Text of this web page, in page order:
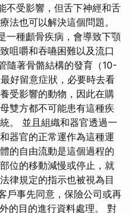
不受影響，但舌下神經和舌
法也可以解決這個問題。
一種顱骨疾病，會導致下顎
咀嚼和吞嚥困難以及流口
隨著骨骼結構的發育（10-
好留意症狀，必要時去看
受影響的動物，因此在購
雙方都不可能患有這種疾
。 並且組織和器官透過一
器官的正常運作為這種運
的自由流動是這個過程的
位的移動減慢或停止，就
律規定的指示也被視為目
戶事先同意，保險公司或再
的目的進行資料處理。 對